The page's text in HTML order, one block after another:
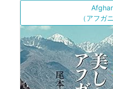
（アフガ